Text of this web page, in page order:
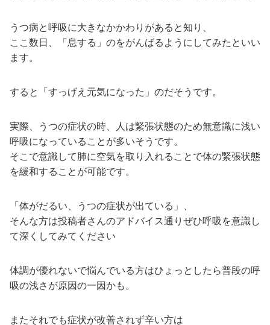
うつ病と呼吸に大きなかかわりがあると知り、
ここ数日、「息する」のをがんばるようにしてみたといい
ます。
すると「すっげえ元気になった」のだそうです。
実際、うつの症状の時、人は緊張状態のため無意識に浅い
呼吸になっていることが多いそうです。
そこで意識して肺に空気を取り入れることで体の緊張状態
を緩和することが可能です。
「体がだるい、うつの症状が出ている」、
そんな方は投稿者さんのアドバイス通りぜひ呼吸を意識し
て深くしてみてください
体調が優れないで悩んでいる方はひょっとしたら普段の呼
吸の浅さが原因の一因かも。
またそれでも症状が改善されず辛い方は